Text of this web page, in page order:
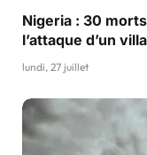
Nigeria : 30
l’attaque d’un
lundi, 27 juillet